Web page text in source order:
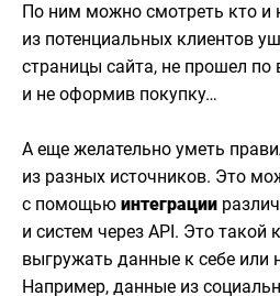
По ним можно смотреть кто и
из потенциальных клиентов
страницы сайта, не прошел по
и не оформив покупку…
А еще желательно уметь
из разных источников. Это
с помощью интеграции
и систем через API. Это такой
выгружать данные к себе или
Например, данные из